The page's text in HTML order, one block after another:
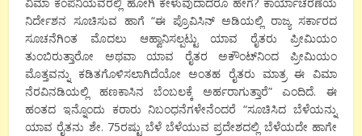
ನಿರ್ದೇಶನ ಸೂಚಿಸುವ ಹಾಗೆ “ಈ ಪ್ರೊವಿಸಿನ್ ಅಡಿಯಲ್ಲಿ ರಾಜ್ಯ ಸರ್ಕಾರದ
ಸೂಚನೆಗಿಂತ ಮೊದಲು ಆಹ್ವಾನಿಸಲ್ಪಟ್ಟು ಯಾವ ರೈತರು ಪ್ರೀಮಿಯಂ
ತುಂಬಿರುತ್ತಾರೋ ಅಥವಾ ಯಾವ ರೈತರ ಅಕೌಂಟ್‍ನಿಂದ ಪ್ರೀಮಿಯಂ
ಮೊತ್ತವನ್ನು ಕಡಿತಗೊಳಿಸಲಾಗಿದೆಯೋ ಅಂತಹ ರೈತರು ಮಾತ್ರ ಈ ವಿಮಾ
ನೆರವಿನಡಿಯಲ್ಲಿ ಹಣಕಾಸಿನ ಬೆಂಬಲಕ್ಕೆ ಅರ್ಹರಾಗುತ್ತಾರೆ” ಎಂದಿದೆ. ಈ
ಹಂತದ ಇನ್ನೊಂದು ಕರಾರು ನಿಬಂಧನೆಗಳೇನೆಂದರೆ “ಸೂಚಿಸಿದ ಬೆಳೆಯನ್ನು
ಯಾವ ರೈತನು ಶೇ. 75ರಷ್ಟು ಬೆಳೆ ಬೆಳೆಯುವ ಪ್ರದೇಶದಲ್ಲಿ ಬೆಳೆಯದೇ ಹಾಗೇ